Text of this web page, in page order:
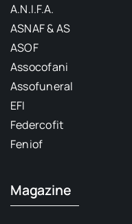
A.N.I.F.A.
ASNAF & AS
ASOF
Assocofani
Assofuneral
EFI
Federcofit
Feniof
Magazine